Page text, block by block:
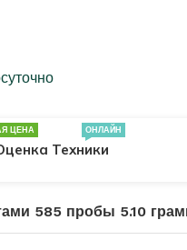
ПЕЧАТКИ
ЦЕНА
Техники
ОНЛАЙН
585 пробы 5.10